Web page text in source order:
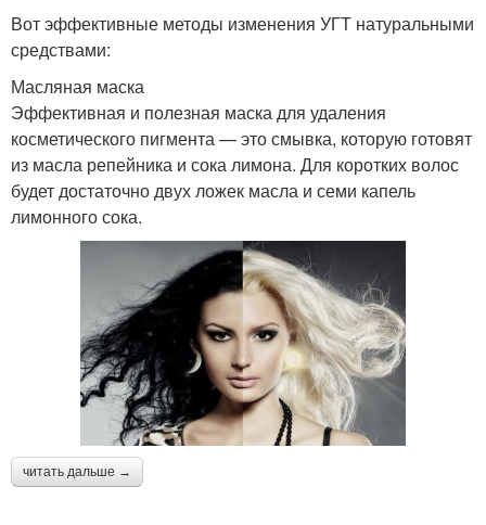
Вот эффективные методы изменения УГТ натуральными
средствами:
Масляная маска
Эффективная и полезная маска для удаления
косметического пигмента — это смывка, которую готовят
из масла репейника и сока лимона. Для коротких волос
будет достаточно двух ложек масла и семи капель
лимонного сока.
читать дальше →